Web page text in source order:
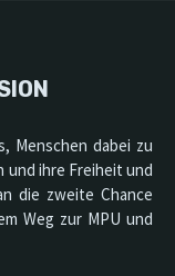
Menschen dabei zu
und ihre Freiheit und
die zweite Chance
Weg zur MPU und